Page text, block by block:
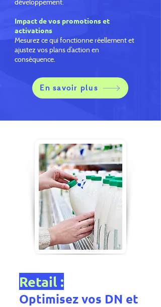
développement.
Impact de vos promotions et
activations
Mesurez ce qui fonctionne réellement et
ajustez vos plans d’action en
conséquence.
En savoir plus
Retail :
Optimisez vos DN et